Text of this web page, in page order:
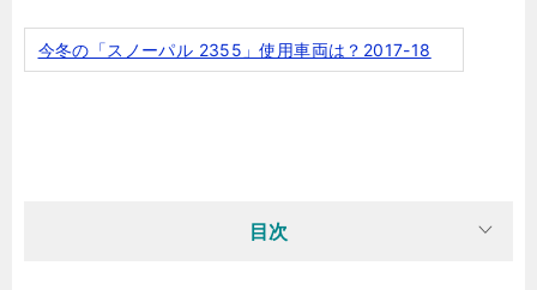
今冬の「スノーパル 2355」使用車両は？2017-18
目次